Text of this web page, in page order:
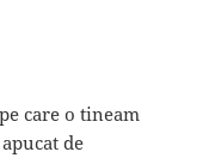
care o tineam
de